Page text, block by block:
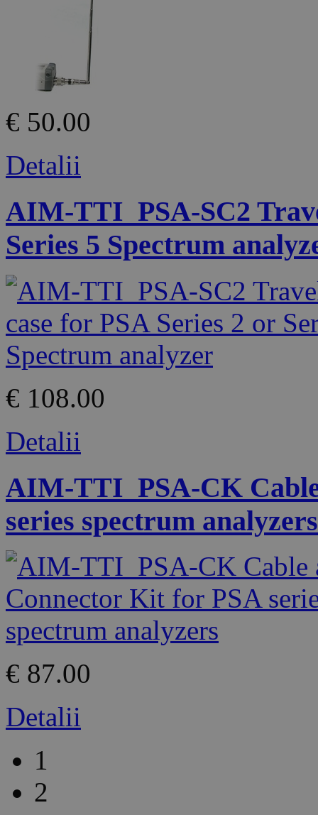
€ 50.00
Detalii
AIM-TTI_PSA-SC2
Series 5 Spectrum
€ 108.00
Detalii
AIM-TTI_PSA-CK
series spectrum analyzers
€ 87.00
Detalii
1
2